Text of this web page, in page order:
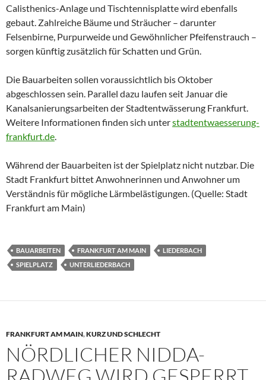
Calisthenics-Anlage und Tischtennisplatte wird ebenfalls
gebaut. Zahlreiche Bäume und Sträucher – darunter
Felsenbirne, Purpurweide und Gewöhnlicher Pfeifenstrauch –
sorgen künftig zusätzlich für Schatten und Grün.
Die Bauarbeiten sollen voraussichtlich bis Oktober
abgeschlossen sein. Parallel dazu laufen seit Januar die
Kanalsanierungsarbeiten der Stadtentwässerung Frankfurt.
Weitere Informationen finden sich unterstadtentwaesserung-
frankfurt.de.
Während der Bauarbeiten ist der Spielplatz nicht nutzbar. Die
Stadt Frankfurt bittet Anwohnerinnen und Anwohner um
Verständnis für mögliche Lärmbelästigungen. (Quelle: Stadt
Frankfurt am Main)
BAUARBEITEN FRANKFURT AM MAIN
LIEDERBACH
SPIELPLATZ
UNTERLIEDERBACH
FRANKFURT AM MAIN,KURZ UND SCHLECHT
NÖRDLICHER NIDDA-